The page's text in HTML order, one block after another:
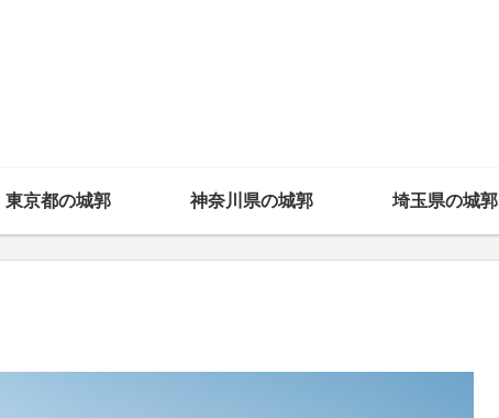
東京都の城郭 神奈川県の城郭 埼玉県の城郭